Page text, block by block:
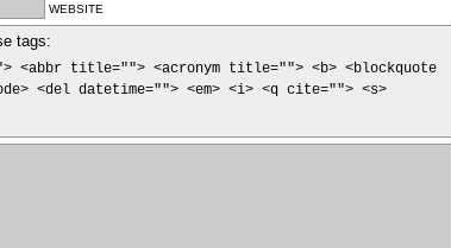
WEBSITE
tags:
<abbr title=""> <acronym title=""> <b> <blockquote
<del datetime=""> <em> <i> <q cite=""> <s>